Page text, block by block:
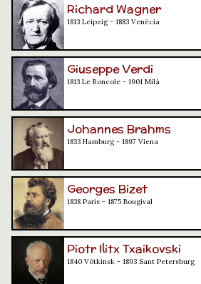
Richard Wagner
1813 Leipzig - 1883 Venècia
Giuseppe Verdi
1813 Le Roncole - 1901 Milà
Johannes Brahms
1833 Hamburg - 1897 Viena
Georges Bizet
1838 París - 1875 Bougival
Piotr Ilitx Txaikovski
1840 Vótkinsk - 1893 Sant Petersburg